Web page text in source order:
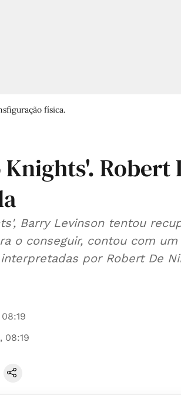
física.
Robert
Barry Levinson tentou
o conseguir, contou com
por Robert De
08:19